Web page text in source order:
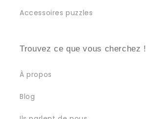
Accessoires puzzles
Trouvez ce que vous cherchez !
À propos
Blog